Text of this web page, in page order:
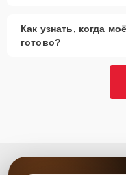
Как узнать, когда
готово?